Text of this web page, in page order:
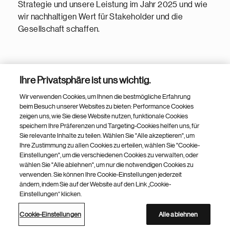
Strategie und unsere Leistung im Jahr 2025 und wie
wir nachhaltigen Wert für Stakeholder und die
Gesellschaft schaffen.
Novartis Deutschland
Über Novartis
Medien
Produktportfolio
Weitere Novartis Webseiten
Ihre Privatsphäre ist uns wichtig.
Wir verwenden Cookies, um Ihnen die bestmögliche Erfahrung
beim Besuch unserer Websites zu bieten: Performance Cookies
zeigen uns, wie Sie diese Website nutzen, funktionale Cookies
speichern Ihre Präferenzen und Targeting-Cookies helfen uns, für
Sie relevante Inhalte zu teilen. Wählen Sie "Alle akzeptieren", um
Ihre Zustimmung zu allen Cookies zu erteilen, wählen Sie "Cookie-
Einstellungen", um die verschiedenen Cookies zu verwalten, oder
wählen Sie "Alle ablehnen", um nur die notwendigen Cookies zu
verwenden. Sie können Ihre Cookie-Einstellungen jederzeit
ändern, indem Sie auf der Website auf den Link „Cookie-
Einstellungen“ klicken.
Cookie-Einstellungen Alle ablehnen